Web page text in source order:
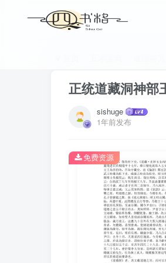
正统道藏洞神部
sishuge
1年前发布
免费资源